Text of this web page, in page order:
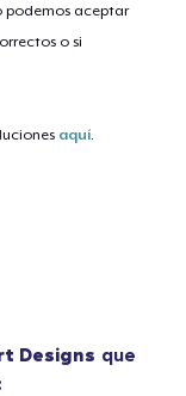
podemos aceptar
o si
aquí
Designs que